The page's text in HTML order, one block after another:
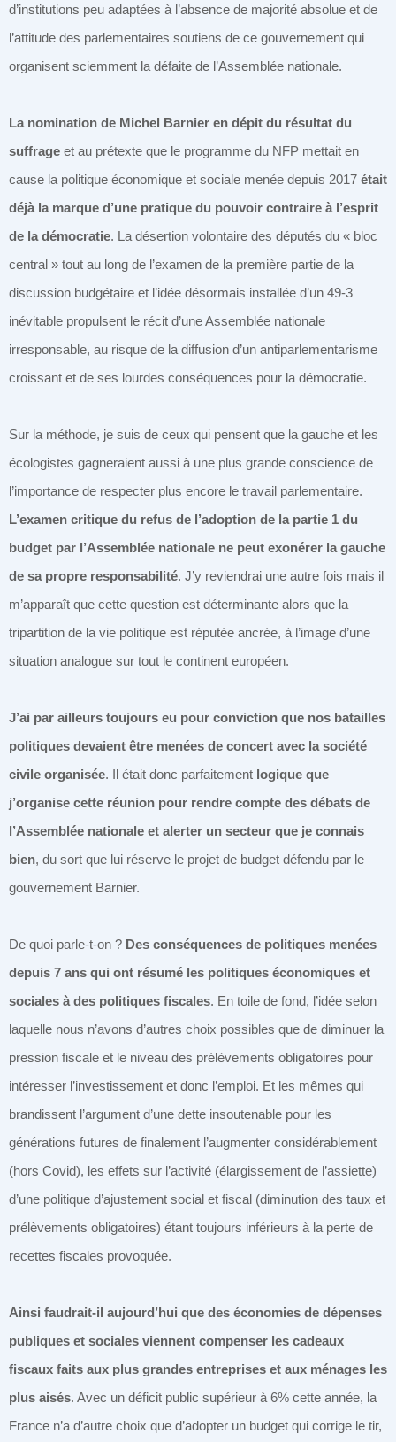
d’institutions peu adaptées à l’absence de majorité absolue et de
l’attitude des parlementaires soutiens de ce gouvernement qui
organisent sciemment la défaite de l’Assemblée nationale.
La nomination de Michel Barnier en dépit du résultat du
suffrage et au prétexte que le programme du NFP mettait en
cause la politique économique et sociale menée depuis 2017 était
déjà la marque d’une pratique du pouvoir contraire à l’esprit
de la démocratie. La désertion volontaire des députés du « bloc
central » tout au long de l’examen de la première partie de la
discussion budgétaire et l’idée désormais installée d’un 49-3
inévitable propulsent le récit d’une Assemblée nationale
irresponsable, au risque de la diffusion d’un antiparlementarisme
croissant et de ses lourdes conséquences pour la démocratie.
Sur la méthode, je suis de ceux qui pensent que la gauche et les
écologistes gagneraient aussi à une plus grande conscience de
l’importance de respecter plus encore le travail parlementaire.
L’examen critique du refus de l’adoption de la partie 1 du
budget par l’Assemblée nationale ne peut exonérer la gauche
de sa propre responsabilité. J’y reviendrai une autre fois mais il
m’apparaît que cette question est déterminante alors que la
tripartition de la vie politique est réputée ancrée, à l’image d’une
situation analogue sur tout le continent européen.
J’ai par ailleurs toujours eu pour conviction que nos batailles
politiques devaient être menées de concert avec la société
civile organisée. Il était donc parfaitement logique que
j’organise cette réunion pour rendre compte des débats de
l’Assemblée nationale et alerter un secteur que je connais
bien, du sort que lui réserve le projet de budget défendu par le
gouvernement Barnier.
De quoi parle-t-on ? Des conséquences de politiques menées
depuis 7 ans qui ont résumé les politiques économiques et
sociales à des politiques fiscales. En toile de fond, l’idée selon
laquelle nous n’avons d’autres choix possibles que de diminuer la
pression fiscale et le niveau des prélèvements obligatoires pour
intéresser l’investissement et donc l’emploi. Et les mêmes qui
brandissent l’argument d’une dette insoutenable pour les
générations futures de finalement l’augmenter considérablement
(hors Covid), les effets sur l’activité (élargissement de l’assiette)
d’une politique d’ajustement social et fiscal (diminution des taux et
prélèvements obligatoires) étant toujours inférieurs à la perte de
recettes fiscales provoquée.
Ainsi faudrait-il aujourd’hui que des économies de dépenses
publiques et sociales viennent compenser les cadeaux
fiscaux faits aux plus grandes entreprises et aux ménages les
plus aisés. Avec un déficit public supérieur à 6% cette année, la
France n’a d’autre choix que d’adopter un budget qui corrige le tir,